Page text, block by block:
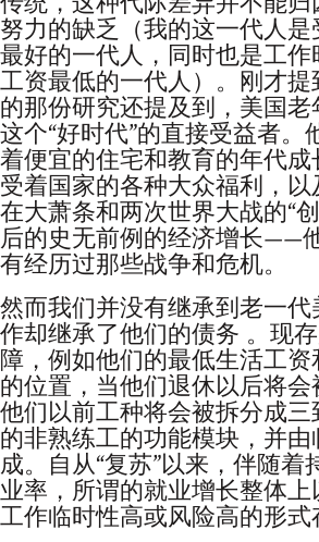
努力的缺乏（我的这一代人
最好的一代人，同时也是工
工资最低的一代人）。刚才提
的那份研究还提及到，美国
这个“好时代”的直接受益者。
着便宜的住宅和教育的年代
受着国家的各种大众福利，
在大萧条和两次世界大战的“
后的史无前例的经济增长——
有经历过那些战争和危机。
然而我们并没有继承到老一
作却继承了他们的债务 。现
障，例如他们的最低生活工
的位置，当他们退休以后将会
他们以前工种将会被拆分成
的非熟练工的功能模块，并
成。自从“复苏”以来，伴随着
业率，所谓的就业增长整体上
工作临时性高或风险高的形式